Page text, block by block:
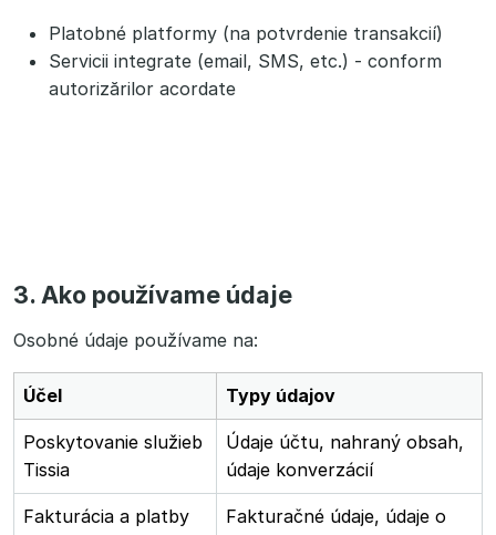
Platobné platformy (na potvrdenie transakcií)
Servicii integrate (email, SMS, etc.) - conform
autorizărilor acordate
3. Ako používame údaje
Osobné údaje používame na:
Účel Typy údajov
Poskytovanie služieb
Tissia
Údaje účtu, nahraný obsah,
údaje konverzácií
Fakturácia a platby
Fakturačné údaje, údaje o